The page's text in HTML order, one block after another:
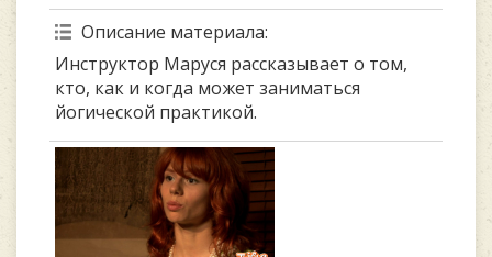
Описание материала:
Инструктор Маруся рассказывает о том,
кто, как и когда может заниматься
йогической практикой.